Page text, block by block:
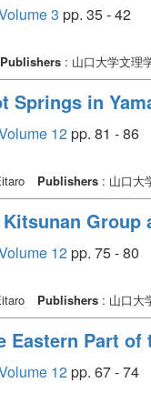
3 pp. 35 - 42
Publishers: 山口大学文理
Springs in
12pp. 81 - 86
Publishers: 山口大
Group
12pp. 75 - 80
Publishers: 山口大
Eastern Part of
12pp. 67 - 74